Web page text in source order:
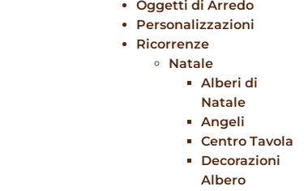
Oggetti di Arredo
Personalizzazioni
Ricorrenze
Natale
Alberi di
Natale
Angeli
Centro Tavola
Decorazioni
Albero